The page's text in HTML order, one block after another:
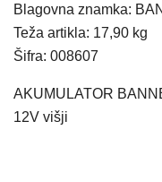
Blagovna znamka:
Teža artikla: 17,90 kg
Šifra: 008607
AKUMULATOR
12V višji